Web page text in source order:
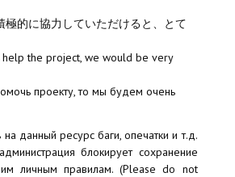
Ships Remaster Fan Edition
Fan Edition
極的に協力していただけると、とて
the project, we would be very
проекту, то мы будем очень
данный ресурс баги, опечатки и т.д.
блокирует сохранение
личным правилам. (Please do not